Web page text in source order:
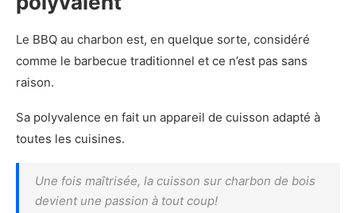
Le BBQ au charbon est, en quelque sorte, considéré
comme le barbecue traditionnel et ce n’est pas sans
raison.
Sa polyvalence en fait un appareil de cuisson adapté à
toutes les cuisines.
Une fois maîtrisée, la cuisson sur charbon de bois
devient une passion à tout coup!